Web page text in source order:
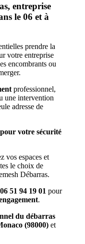
entreprise
le 06 et à
prendre la
votre entreprise
encombrants ou
professionnel,
une intervention
adresse de
votre sécurité
vos espaces et
le choix de
Débarras.
06 51 94 19 01 pour
.
du débarras
(98000) et